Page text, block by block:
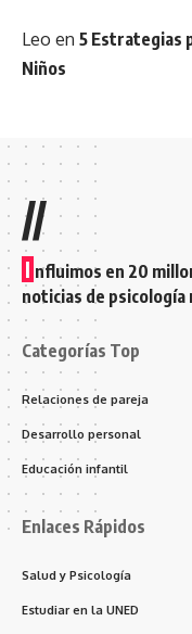
Leo en 5 Estrategias
Niños
//
I nfluimos en 20
noticias de
Categorías Top
Relaciones de pareja
Desarrollo personal
Educación infantil
Enlaces Rápidos
Salud y Psicología
Estudiar en la UNED